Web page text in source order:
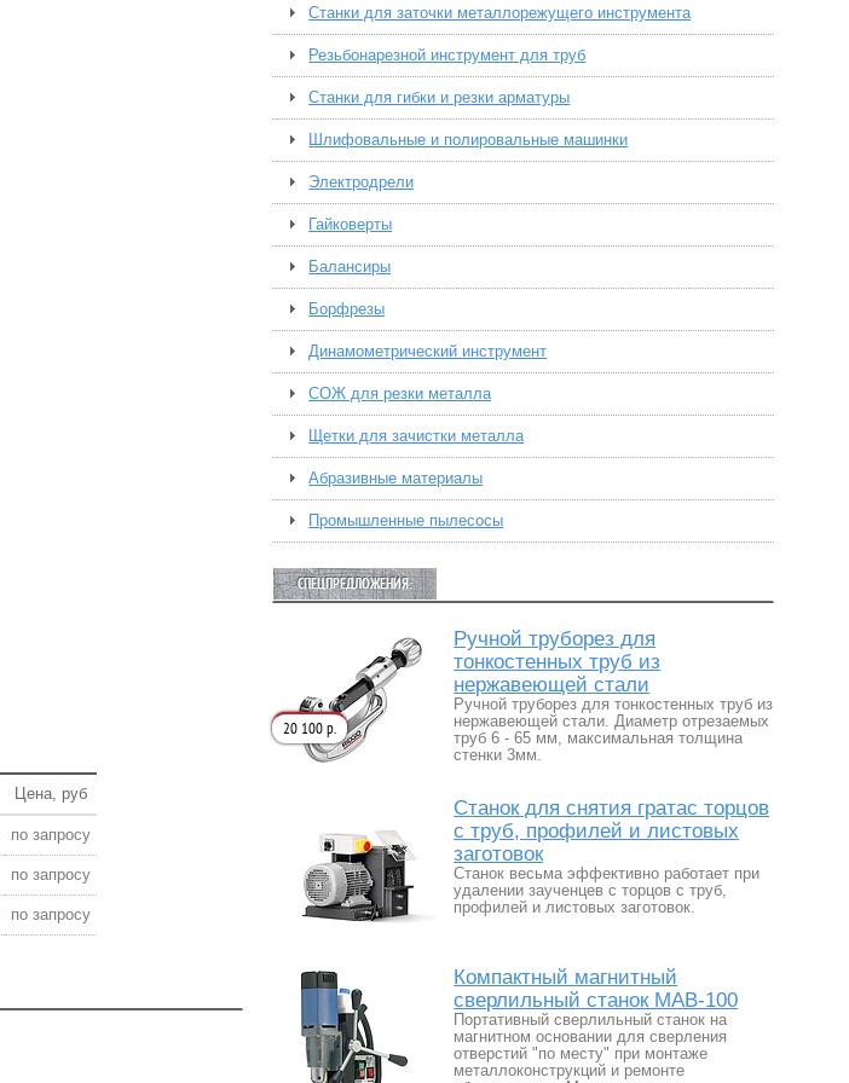
Цена, руб
по запросу
по запросу
по запросу
Станки для заточки металлорежущего инструмента
Резьбонарезной инструмент для труб
Станки для гибки и резки арматуры
Шлифовальные и полировальные машинки
Электродрели
Гайковерты
Балансиры
Борфрезы
Динамометрический инструмент
СОЖ для резки металла
Щетки для зачистки металла
Абразивные материалы
Промышленные пылесосы
СПЕЦПРЕДЛОЖЕНИЯ:
Ручной труборез для
тонкостенных труб из
нержавеющей стали
Ручной труборез для тонкостенных труб из
нержавеющей стали. Диаметр отрезаемых
труб 6 - 65 мм, максимальная толщина
стенки 3мм.
20 100 р.
Станок для снятия гратас торцов
с труб, профилей и листовых
заготовок
Станок весьма эффективно работает при
удалении заученцев с торцов с труб,
профилей и листовых заготовок.
Компактный магнитный
сверлильный станок МАВ-100
Портативный сверлильный станок на
магнитном основании для сверления
отверстий "по месту" при монтаже
металлоконструкций и ремонте